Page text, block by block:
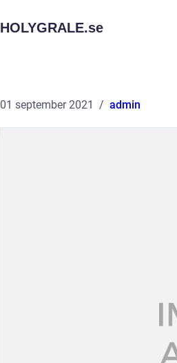
HOLYGRALE.se
01 september 2021 admin